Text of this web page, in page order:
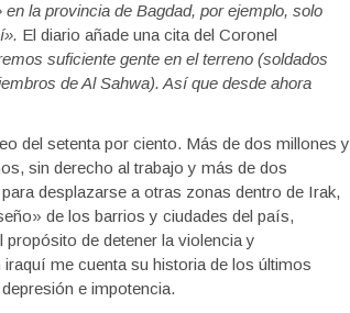
la provincia de Bagdad, por ejemplo, solo
El diario añade una cita del Coronel
suficiente gente en el terreno (soldados
de Al Sahwa). Así que desde ahora
del setenta por ciento. Más de dos millones y
sin derecho al trabajo y más de dos
desplazarse a otras zonas dentro de Irak,
de los barrios y ciudades del país,
de detener la violencia y
me cuenta su historia de los últimos
e impotencia.